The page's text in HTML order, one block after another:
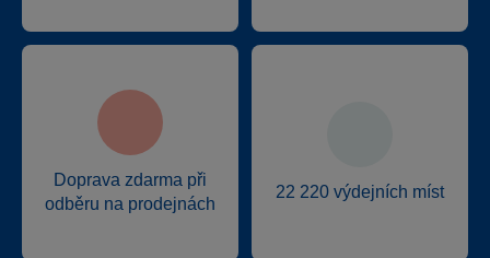
Doprava zdarma při
odběru na prodejnách
22 220 výdejních míst